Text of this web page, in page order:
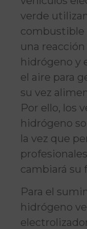
verde
combustible
una
hidrógeno y
el aire para
su vez
Por ello, los
hidrógeno
la vez que
cambiará su
Para el
hidrógeno